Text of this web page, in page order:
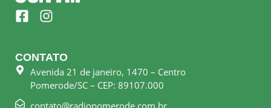
F
a
e
b
o
I
n
t
a
g
r
CONTATO
Avenida 21 de janeiro, 1470 – Centro
Pomerode/SC – CEP: 89107.000